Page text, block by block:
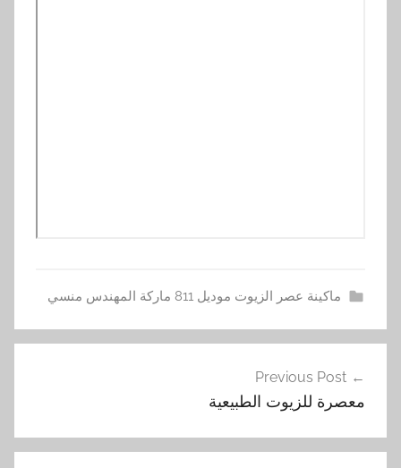
ماكينة عصر الزيوت موديل 811 ماركة المهندس منسي
ا
ي
ت
المقالات
Previous Post
معصرة للزيوت الطبيعية